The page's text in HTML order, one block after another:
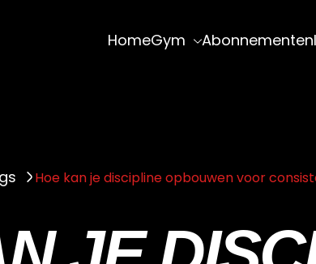
HomeGym Abonnementen
Hoe kan je discipline opbouwen voor